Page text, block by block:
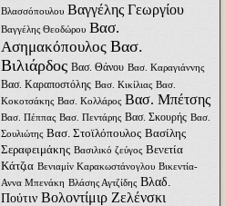
Βλασσόπουλου Βαγγέλης Γεωργίου
Βαγγέλης Θεοδώρου Βασ.
Ασημακόπουλος Βασ.
Βιλιάρδος Βασ. Θάνου Βασ. Καραγιάννης
Βασ. Καραποστόλης Βασ. Κικίλιας Βασ.
Κοκοτσάκης Βασ. Κολλάρος Βασ. Μπέτσης
Βασ. Πέππας Βασ. Πεντάρης Βασ. Σκουρής Βασ.
Σουλιώτης Βασ. Στοϊλόπουλος Βασίλης
Σεραφειμάκης Βασιλικό ζεύγος Βενετία
Κάτζια Βενιαμίν Καρακωστάνογλου Βικεντία-
Αννα Μπενάκη Βλάσης Αγτζίδης Βλαδ.
Πούτιν Βολοντίμιρ Ζελένσκι